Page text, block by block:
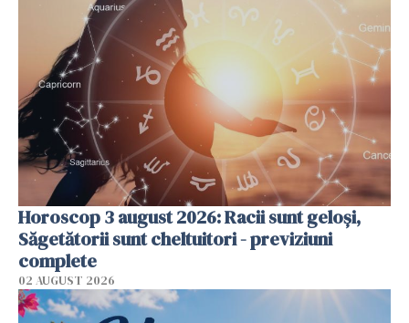
Horoscop 3 august 2026: Racii sunt geloși,
Săgetătorii sunt cheltuitori - previziuni
complete
02 AUGUST 2026